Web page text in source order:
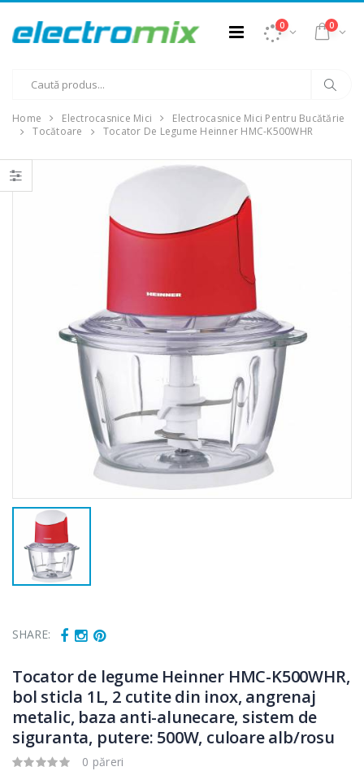
0 0
Home Electrocasnice Mici
Electrocasnice Mici Pentru Bucătărie
Tocătoare
Tocator De Legume Heinner HMC-K500WHR
SHARE:
Tocator de legume Heinner HMC-K500WHR,
bol sticla 1L, 2 cutite din inox, angrenaj
metalic, baza anti-alunecare, sistem de
siguranta, putere: 500W, culoare alb/rosu
0 păreri
-25%
Fierbator
electric cu filtru
...
-18%
Mixer vertical
Heinner HHB-
DC1000SSBK ...